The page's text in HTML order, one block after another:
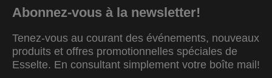
Abonnez-vous à la newsletter!
Tenez-vous au courant des événements, nouveaux
produits et offres promotionnelles spéciales de
Esselte. En consultant simplement votre boîte mail!